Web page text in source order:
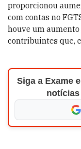
proporcionou
com contas no
houve um
contribuintes que,
Siga a Exame